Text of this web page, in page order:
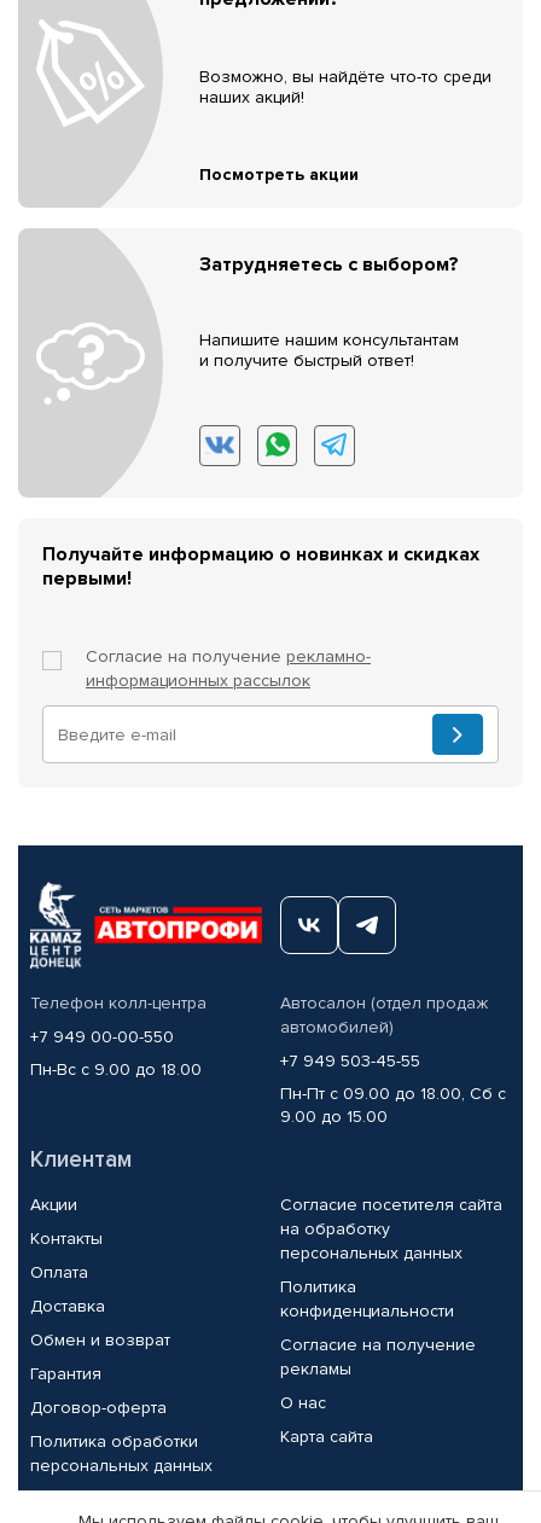
Возможно, вы найдёте что-то среди
наших акций!
Посмотреть акции
Затрудняетесь с выбором?
Напишите нашим консультантам
и получите быстрый ответ!
Получайте информацию о новинках и скидках
первыми!
Согласие на получение рекламно-
информационных рассылок
Телефон колл-центра
+7 949 00-00-550
Пн-Вс с 9.00 до 18.00
Автосалон (отдел продаж
автомобилей)
+7 949 503-45-55
Пн-Пт с 09.00 до 18.00, Сб с
9.00 до 15.00
Клиентам
Акции
Контакты
Оплата
Доставка
Обмен и возврат
Гарантия
Договор-оферта
Политика обработки
персональных данных
Согласие посетителя сайта
на обработку
персональных данных
Политика
конфиденциальности
Согласие на получение
рекламы
О нас
Карта сайта